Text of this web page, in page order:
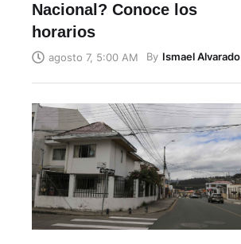
Nacional? Conoce los
horarios
agosto 7, 5:00 AM By Ismael Alvarado